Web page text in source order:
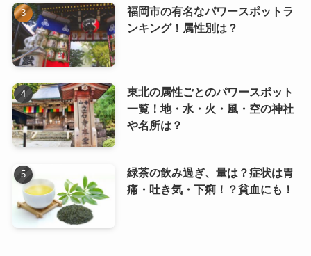
福岡市の有名なパワースポットラ
ンキング！属性別は？
東北の属性ごとのパワースポット
一覧！地・水・火・風・空の神社
や名所は？
緑茶の飲み過ぎ、量は？症状は胃
痛・吐き気・下痢！？貧血にも！